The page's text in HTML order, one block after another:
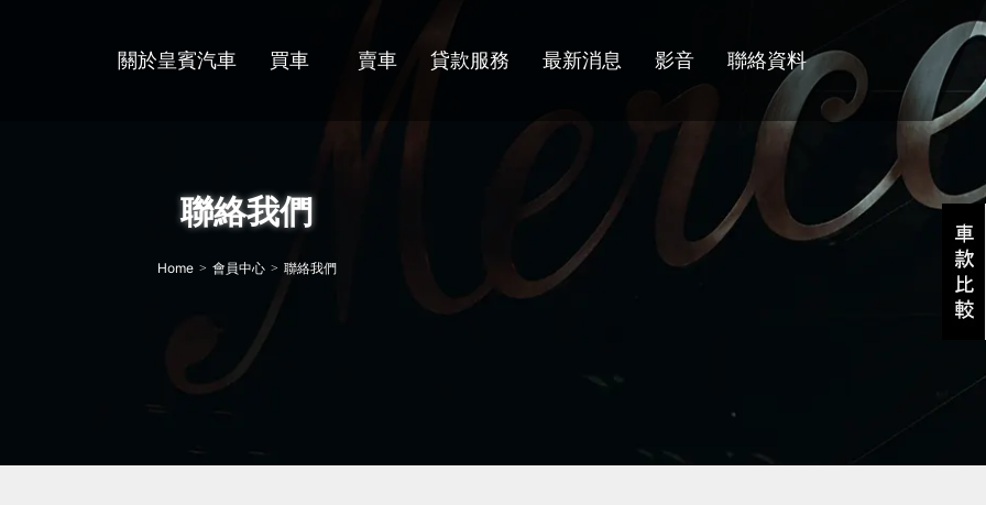
關於皇賓汽車 買車 賣車 貸款服務 最新消息 影音 聯絡資料
聯絡我們
Home 會員中心 聯絡我們